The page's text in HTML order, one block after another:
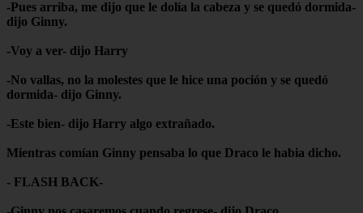
-Pues arriba, me dijo que le dolía la cabeza y se quedó dormida-
dijo Ginny.
-Voy a ver- dijo Harry
-No vallas, no la molestes que le hice una poción y se quedó
dormida- dijo Ginny.
-Este bien- dijo Harry algo extrañado.
Mientras comían Ginny pensaba lo que Draco le habia dicho.
- FLASH BACK-